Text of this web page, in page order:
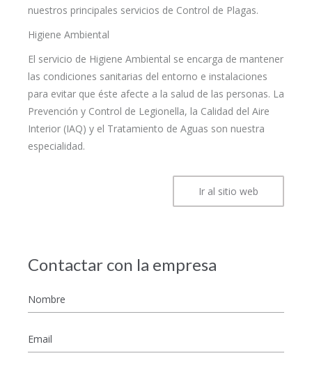
nuestros principales servicios de Control de Plagas.
Higiene Ambiental
El servicio de Higiene Ambiental se encarga de mantener
las condiciones sanitarias del entorno e instalaciones
para evitar que éste afecte a la salud de las personas. La
Prevención y Control de Legionella, la Calidad del Aire
Interior (IAQ) y el Tratamiento de Aguas son nuestra
especialidad.
Ir al sitio web
Contactar con la empresa
Nombre
Email